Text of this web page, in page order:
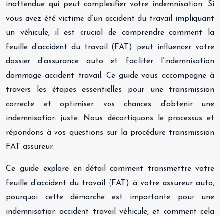
inattendue qui peut complexifier votre indemnisation. Si
vous avez été victime d’un accident du travail impliquant
un véhicule, il est crucial de comprendre comment la
feuille d’accident du travail (FAT) peut influencer votre
dossier d’assurance auto et faciliter l’indemnisation
dommage accident travail. Ce guide vous accompagne à
travers les étapes essentielles pour une transmission
correcte et optimiser vos chances d’obtenir une
indemnisation juste. Nous décortiquons le processus et
répondons à vos questions sur la procédure transmission
FAT assureur.
Ce guide explore en détail comment transmettre votre
feuille d’accident du travail (FAT) à votre assureur auto,
pourquoi cette démarche est importante pour une
indemnisation accident travail véhicule, et comment cela